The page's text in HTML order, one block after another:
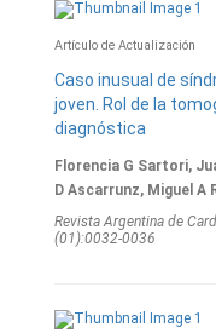
Artículo de Actualización
Caso inusual de
joven. Rol de la
diagnóstica
Florencia G Sartori,
D Ascarrunz, Miguel A
Revista Argentina de
(01):0032-0036